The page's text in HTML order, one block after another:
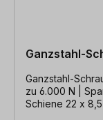
Ganzstahl-
Ganzstahl-
zu 6.000 N |
Schiene 22 x 8,5